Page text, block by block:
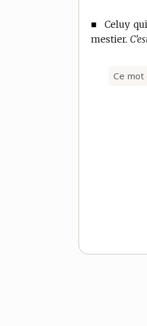
■Celuy
mestier.
Ce